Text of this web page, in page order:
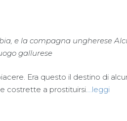
e la compagna ungherese
gallurese
Era questo il destino di
costrette a prostituirsi.
…leggi